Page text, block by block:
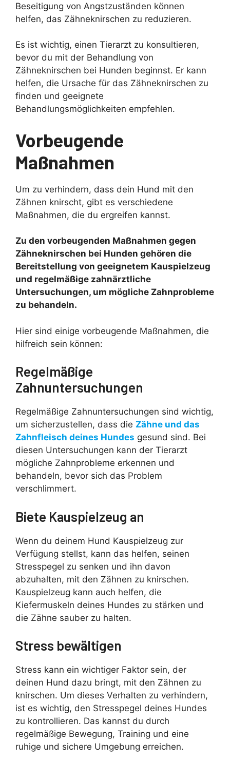
Beseitigung von Angstzuständen können
helfen, das Zähneknirschen zu reduzieren.
Es ist wichtig, einen Tierarzt zu konsultieren,
bevor du mit der Behandlung von
Zähneknirschen bei Hunden beginnst. Er kann
helfen, die Ursache für das Zähneknirschen zu
finden und geeignete
Behandlungsmöglichkeiten empfehlen.
Vorbeugende
Maßnahmen
Um zu verhindern, dass dein Hund mit den
Zähnen knirscht, gibt es verschiedene
Maßnahmen, die du ergreifen kannst.
Zu den vorbeugenden Maßnahmen gegen
Zähneknirschen bei Hunden gehören die
Bereitstellung von geeignetem Kauspielzeug
und regelmäßige zahnärztliche
Untersuchungen, um mögliche Zahnprobleme
zu behandeln.
Hier sind einige vorbeugende Maßnahmen, die
hilfreich sein können:
Regelmäßige
Zahnuntersuchungen
Regelmäßige Zahnuntersuchungen sind wichtig,
um sicherzustellen, dass die Zähne und das
Zahnfleisch deines Hundes gesund sind. Bei
diesen Untersuchungen kann der Tierarzt
mögliche Zahnprobleme erkennen und
behandeln, bevor sich das Problem
verschlimmert.
Biete Kauspielzeug an
Wenn du deinem Hund Kauspielzeug zur
Verfügung stellst, kann das helfen, seinen
Stresspegel zu senken und ihn davon
abzuhalten, mit den Zähnen zu knirschen.
Kauspielzeug kann auch helfen, die
Kiefermuskeln deines Hundes zu stärken und
die Zähne sauber zu halten.
Stress bewältigen
Stress kann ein wichtiger Faktor sein, der
deinen Hund dazu bringt, mit den Zähnen zu
knirschen. Um dieses Verhalten zu verhindern,
ist es wichtig, den Stresspegel deines Hundes
zu kontrollieren. Das kannst du durch
regelmäßige Bewegung, Training und eine
ruhige und sichere Umgebung erreichen.